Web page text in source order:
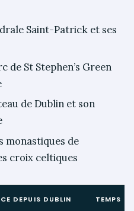
Saint-Patrick et ses
de St Stephen’s Green
de Dublin et son
monastiques de
croix celtiques
DEPUIS DUBLIN TEMPS